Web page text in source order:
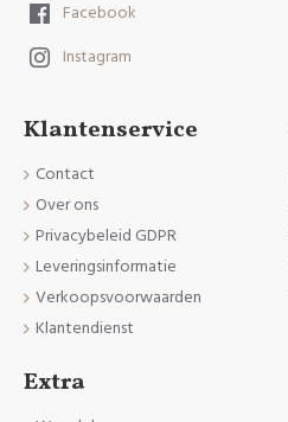
Facebook
Instagram
Klantenservice
Contact
Over ons
Privacybeleid GDPR
Leveringsinformatie
Verkoopsvoorwaarden
Klantendienst
Extra